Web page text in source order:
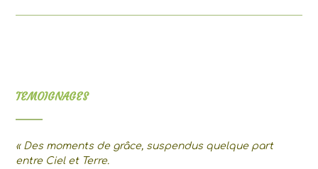
TEMOIGNAGES
« Des moments de grâce, suspendus quelque part
entre Ciel et Terre.